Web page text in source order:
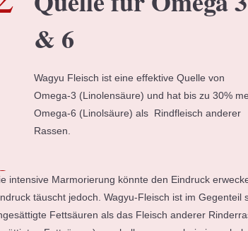
& 6
Wagyu Fleisch ist eine effektive Quelle von
Omega-3 (Linolensäure) und hat bis zu 30%
Omega-6 (Linolsäure) als Rindfleisch anderer
Rassen.
intensive Marmorierung könnte den Eindruck
täuscht jedoch. Wagyu-Fleisch ist im
Fettsäuren als das Fleisch anderer